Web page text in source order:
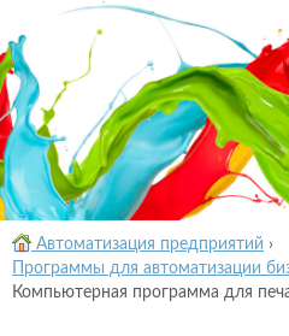
Автоматизация предприятий ›
Программы для автоматизации
Компьютерная программа для